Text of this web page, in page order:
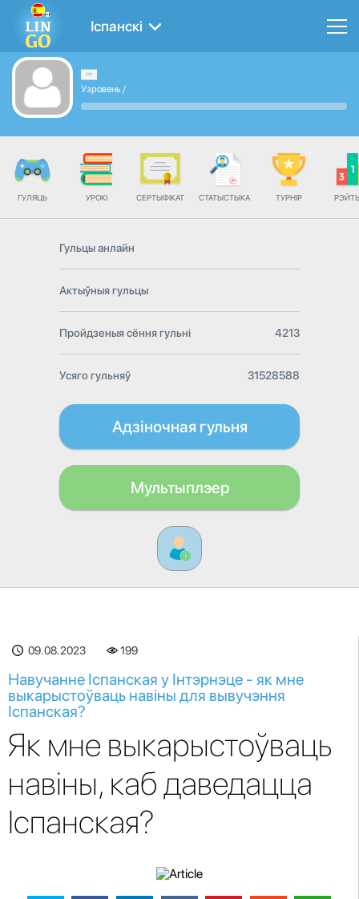
Іспанскі
Узровень /
ГУЛЯЦЬ УРОКІ СЕРТЫФІКАТ СТАТЫСТЫКА ТУРНІР
Гульцы анлайн
Актыўныя гульцы
Пройдзеныя сёння гульні 4213
Усяго гульняў 31528588
Адзіночная гульня
Мультыплэер
09.08.2023 199
Навучанне Іспанская у Інтэрнэце - як мне
выкарыстоўваць навіны для вывучэння
Іспанская?
Як мне выкарыстоўваць
навіны, каб даведацца
Іспанская?